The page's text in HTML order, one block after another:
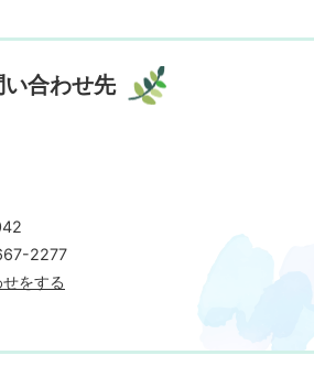
合わせ先
2277
をする